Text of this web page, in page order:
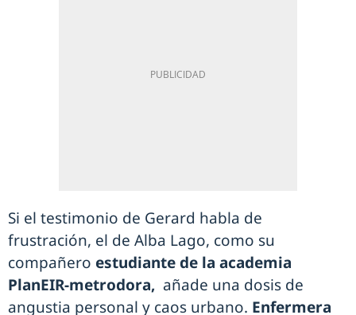
Si el testimonio de Gerard habla de
frustración, el de Alba Lago, como su
compañero estudiante de la academia
PlanEIR-metrodora, añade una dosis de
angustia personal y caos urbano. Enfermera